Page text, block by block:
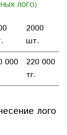
ЛОГО)
2000
шт.
000
220 000
тг.
лого